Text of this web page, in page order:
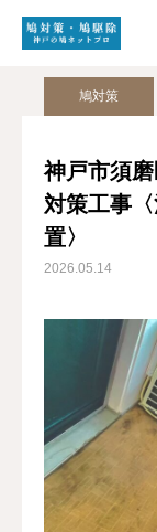
施工実績
鳩対策
神戸市須
対策工事
置〉
2026.05.14
メール
トップページ
会社概要
お問い合わせ